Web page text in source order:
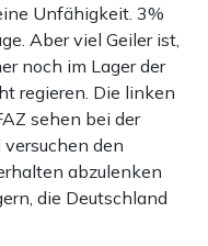
Unfähigkeit. 3%
Aber viel Geiler ist,
noch im Lager der
regieren. Die linken
sehen bei der
den
abzulenken
die Deutschland